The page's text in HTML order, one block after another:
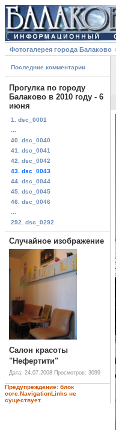
Фотогалерея города Балаково
Последние комментарии
Прогулка по городу
Балаково в 2010 году - 6
июня
1. dsc_0001
40. dsc_0040
41. dsc_0041
42. dsc_0042
43. dsc_0043
44. dsc_0044
45. dsc_0045
46. dsc_0046
292. dsc_0292
Случайное изображение
Салон красоты
"Нефертити"
Дата: 24.07.2008 Просмотров: 3099
Предупреждение: блок
core.NavigationLinks не
существует.